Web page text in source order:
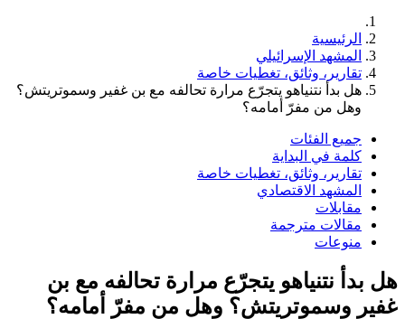
الرئيسية
المشهد الإسرائيلي
تقارير، وثائق، تغطيات خاصة
هل بدأ نتنياهو يتجرّع مرارة تحالفه مع بن غفير وسموتريتش؟
وهل من مفرّ أمامه؟
جميع الفئات
كلمة في البداية
تقارير، وثائق، تغطيات خاصة
المشهد الاقتصادي
مقابلات
مقالات مترجمة
منوعات
هل بدأ نتنياهو يتجرّع مرارة تحالفه مع بن
غفير وسموتريتش؟ وهل من مفرّ أمامه؟